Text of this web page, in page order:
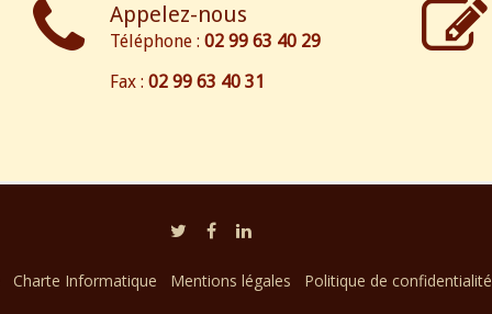
Appelez-nous
Téléphone :02 99 63 40 29
Fax :02 99 63 40 31
Charte Informatique Mentions légales Politique de confidentialité